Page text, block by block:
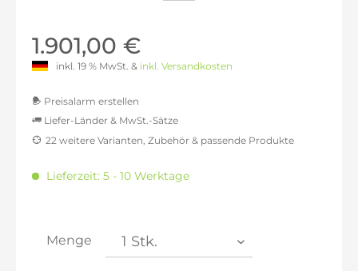
1.901,00 €
inkl. 19 % MwSt. & inkl. Versandkosten
Preisalarm erstellen
Liefer-Länder & MwSt.-Sätze
inkl. 16% MwSt.: 1.853,08 €
inkl. 20% MwSt.: 1.916,97 €
inkl. 21% MwSt.: 1.932,95 €
inkl. 22% MwSt.: 1.948,92 €
22 weitere Varianten, Zubehör & passende Produkte
Lieferzeit: 5 - 10 Werktage
Menge